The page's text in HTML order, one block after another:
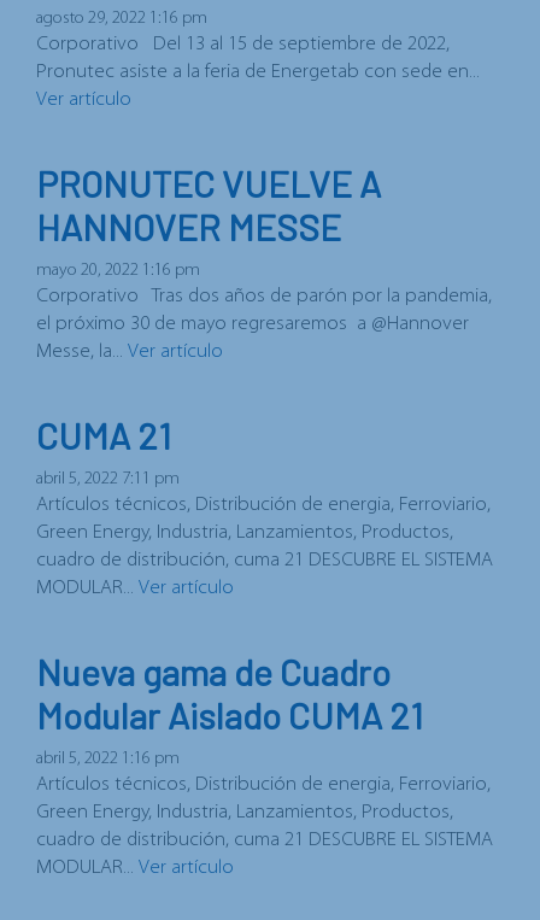
agosto 29, 2022 1:16 pm
Corporativo Del 13 al 15 de septiembre de 2022,
Pronutec asiste a la feria de Energetab con sede en...
Ver artículo
PRONUTEC VUELVE A
HANNOVER MESSE
mayo 20, 2022 1:16 pm
Corporativo Tras dos años de parón por la pandemia,
el próximo 30 de mayo regresaremos a @Hannover
Messe, la... Ver artículo
CUMA 21
abril 5, 2022 7:11 pm
Artículos técnicos, Distribución de energia, Ferroviario,
Green Energy, Industria, Lanzamientos, Productos,
cuadro de distribución, cuma 21 DESCUBRE EL SISTEMA
MODULAR... Ver artículo
Nueva gama de Cuadro
Modular Aislado CUMA 21
abril 5, 2022 1:16 pm
Artículos técnicos, Distribución de energia, Ferroviario,
Green Energy, Industria, Lanzamientos, Productos,
cuadro de distribución, cuma 21 DESCUBRE EL SISTEMA
MODULAR... Ver artículo